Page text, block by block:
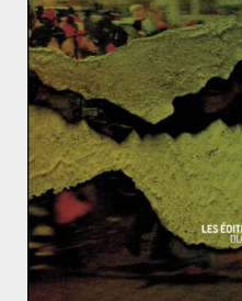
AMÉRIQUE AMÉRIQUE LATINE
Camille Sansberro 31 mai
Argentine censure,crise,
Javier Milei: crise
pauvreté
Alors que le président
nouveau fait parler de lui
provoquant